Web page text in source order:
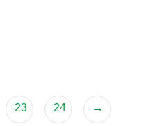
23 24 →